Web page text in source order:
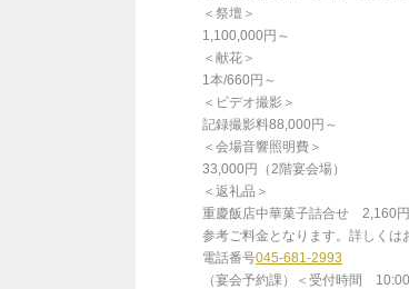
＜祭壇＞
1,100,000円～
＜献花＞
1本/660円～
＜ビデオ撮影＞
記録撮影料88,000円～
＜会場音響照明費＞
33,000円（2階宴会場）
＜返礼品＞
重慶飯店中華菓子詰合せ 2,160
参考ご料金となります。詳しくは
電話番号045-681-2993
（宴会予約課）＜受付時間